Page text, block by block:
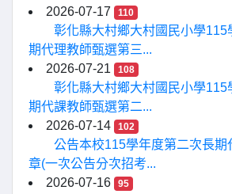
2026-07-17
110
彰化縣大村鄉大村國民小學115
期代理教師甄選第三...
2026-07-21
108
彰化縣大村鄉大村國民小學115
期代課教師甄選第二...
2026-07-14
102
公告本校115學年度第二次長期
章(一次公告分次招考...
2026-07-16
95